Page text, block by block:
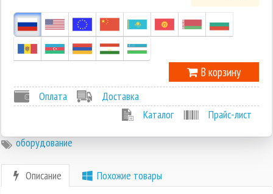
-1
В корзину
Оплата
Доставка
Каталог
Прайс-лист
оборудование
Описание
Похожие товары